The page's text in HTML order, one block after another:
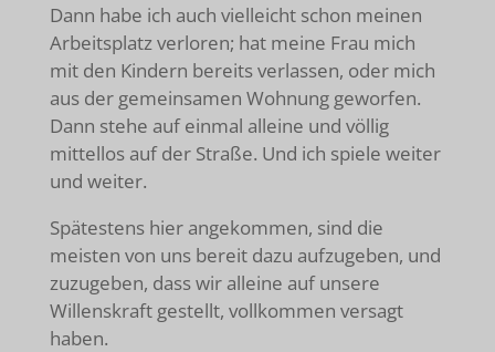
Dann habe ich auch vielleicht schon meinen
Arbeitsplatz verloren; hat meine Frau mich
mit den Kindern bereits verlassen, oder mich
aus der gemeinsamen Wohnung geworfen.
Dann stehe auf einmal alleine und völlig
mittellos auf der Straße. Und ich spiele weiter
und weiter.
Spätestens hier angekommen, sind die
meisten von uns bereit dazu aufzugeben, und
zuzugeben, dass wir alleine auf unsere
Willenskraft gestellt, vollkommen versagt
haben.